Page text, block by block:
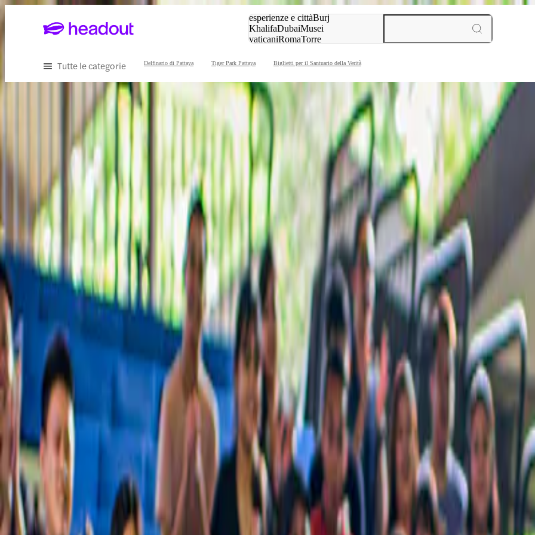
Cerca:
esperienze e cittàBurj
KhalifaDubaiMusei
vaticaniRomaTorre
Tutte le categorie Delfinario di Pattaya Tiger Park Pattaya Biglietti per il Santuario della Verità
Scopri il meglio di Pattaya
Una collezione accuratamente selezionata dei migliori tour della città, delle attrazioni iconiche e delle cose che non puoi assolutamente
Scelto da oltre 54 milioni di persone in tutto il mondo
Scopri perché milioni di clienti scelgono noi
Le migliori esperienze a Pattaya